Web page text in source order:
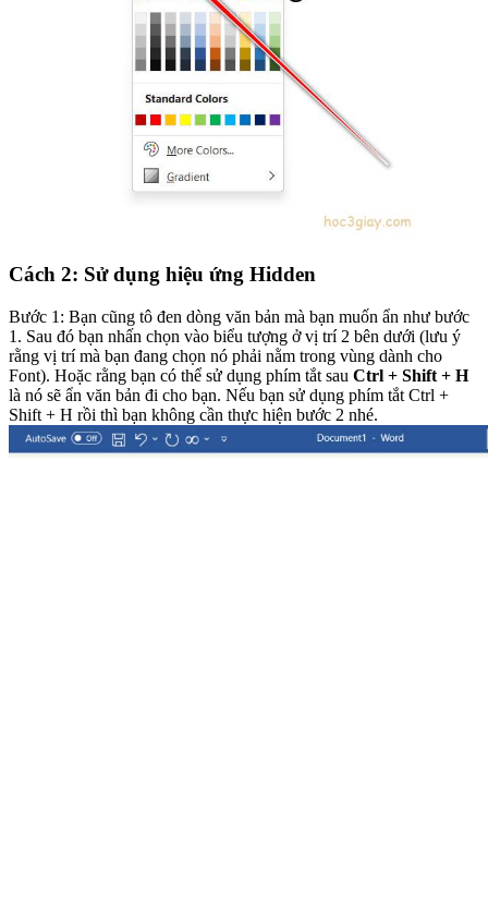
Cách 2: Sử dụng hiệu ứng Hidden
Bước 1: Bạn cũng tô đen dòng văn bản mà bạn muốn ẩn như bước
1. Sau đó bạn nhấn chọn vào biểu tượng ở vị trí 2 bên dưới (lưu ý
rằng vị trí mà bạn đang chọn nó phải nằm trong vùng dành cho
Font). Hoặc rằng bạn có thể sử dụng phím tắt sau Ctrl + Shift + H
là nó sẽ ẩn văn bản đi cho bạn. Nếu bạn sử dụng phím tắt Ctrl +
Shift + H rồi thì bạn không cần thực hiện bước 2 nhé.